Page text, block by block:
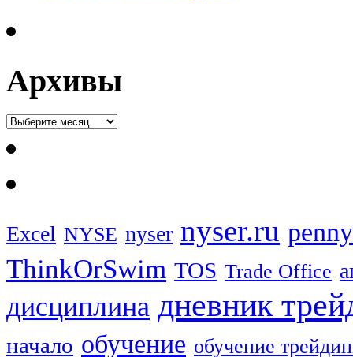
Архивы
Excel NYSE nyser nyser.ru
ThinkOrSwim TOS Trade Office
дисциплина дневник
начало обучение обучение